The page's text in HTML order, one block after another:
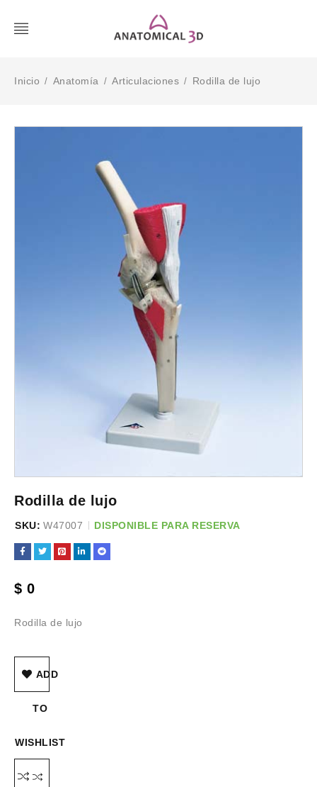
Inicio / Anatomía / Articulaciones / Rodilla de lujo
Rodilla de lujo
SKU: W47007 DISPONIBLE PARA RESERVA
$ 0
Rodilla de lujo
ADD
TO
WISHLIST